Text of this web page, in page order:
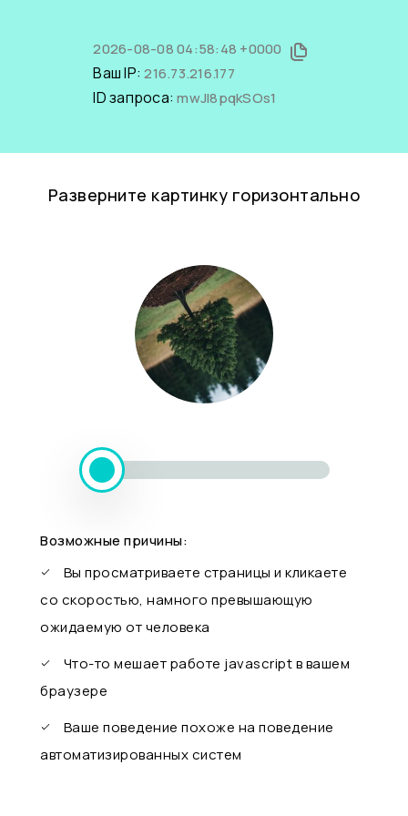
2026-08-08 04:58:48 +0000
Ваш IP:216.73.216.177
ID запроса:mwJI8pqkSOs1
Разверните картинку горизонтально
Возможные причины:
Вы просматриваете страницы и кликаете
со скоростью, намного превышающую
ожидаемую от человека
Что-то мешает работе javascript в вашем
браузере
Ваше поведение похоже на поведение
автоматизированных систем